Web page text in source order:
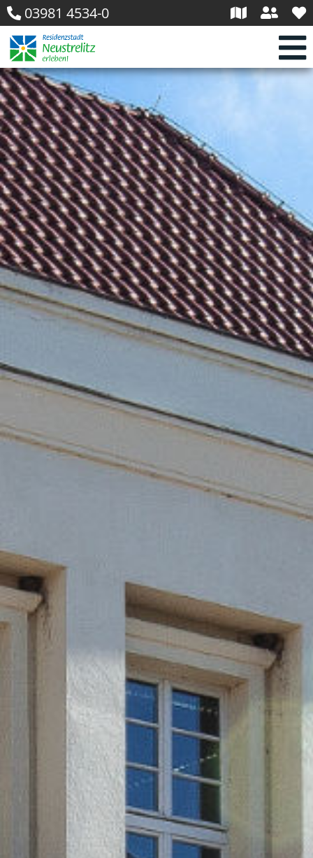
03981 4534-0